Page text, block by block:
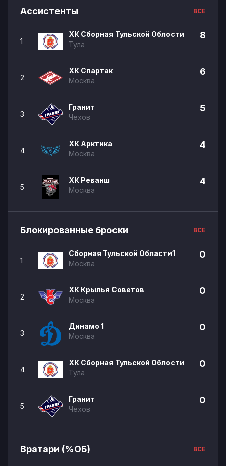
Ассистенты ВСЕ
1
ХК Сборная Тульской Облости
Тула
8
2
ХК Спартак
Москва
6
3
Гранит
Чехов
5
4
ХК Арктика
Москва
4
5
ХК Реванш
Москва
4
Блокированные броски ВСЕ
1
Сборная Тульской Области1
Москва
0
2
ХК Крылья Советов
Москва
0
3
Динамо 1
Москва
0
4
ХК Сборная Тульской Облости
Тула
0
5
Гранит
Чехов
0
Вратари (%ОБ) ВСЕ